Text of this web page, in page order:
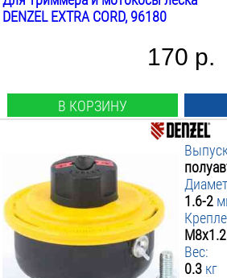
DENZEL EXTRA CORD, 96180
170 р.
В КОРЗИНУ
1.6-2
Вес:
0.3 кг